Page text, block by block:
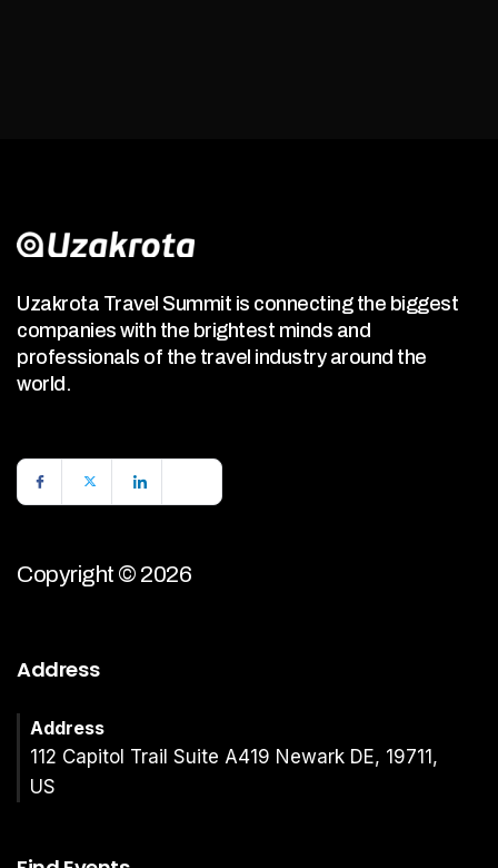
Uzakrota Travel Summit is connecting the biggest
companies with the brightest minds and
professionals of the travel industry around the
world.
Copyright © 2026
Address
Address
112 Capitol Trail Suite A419 Newark DE, 19711,
US